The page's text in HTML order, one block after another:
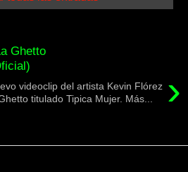
Ghetto
›
videoclip del artista Kevin Flórez
titulado Tipica Mujer. Más...